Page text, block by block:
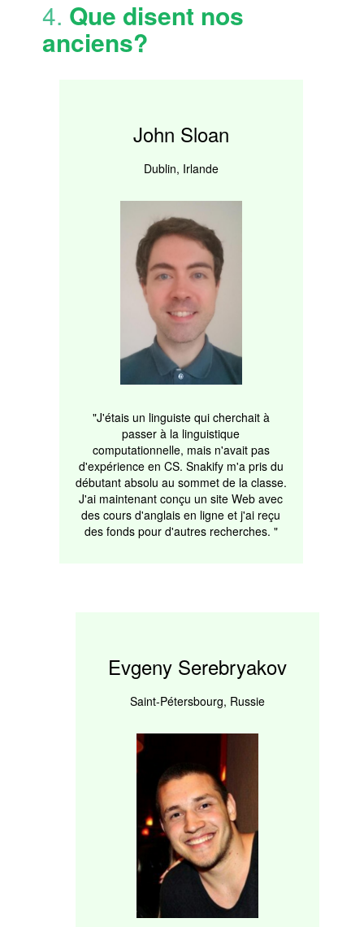
4. Que disent nos
anciens?
John Sloan
Dublin, Irlande
"J'étais un linguiste qui cherchait à
passer à la linguistique
computationnelle, mais n'avait pas
d'expérience en CS. Snakify m'a pris du
débutant absolu au sommet de la classe.
J'ai maintenant conçu un site Web avec
des cours d'anglais en ligne et j'ai reçu
des fonds pour d'autres recherches. "
Evgeny Serebryakov
Saint-Pétersbourg, Russie